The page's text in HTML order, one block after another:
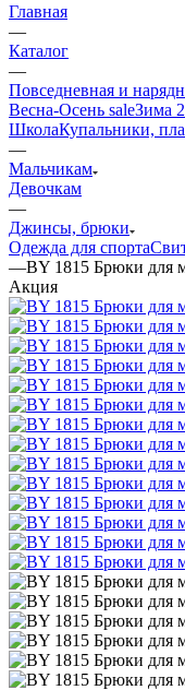
Главная
—
Каталог
—
Повседневная и
Весна-Осень saleЗима
ШколаКупальники,
—
Мальчикам
Девочкам
—
Джинсы, брюки
Одежда для спорта
—BY 1815 Брюки для
Акция